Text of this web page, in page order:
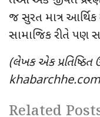
જ સુરત માત્ર
સામાજિક રીતે પણ
(લેખક એક
Related